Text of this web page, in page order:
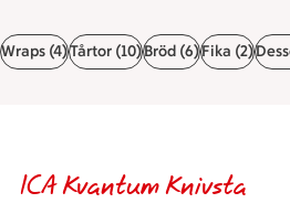
Wraps (4)Tårtor (10)Bröd (6)Fika (2)
ICA Kvantum Knivsta